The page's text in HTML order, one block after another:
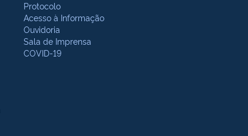
Protocolo
Acesso à Informação
Ouvidoria
Sala de Imprensa
COVID-19